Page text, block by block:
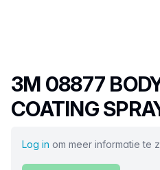
3M 08877
COATING
Log in om meer informatie te